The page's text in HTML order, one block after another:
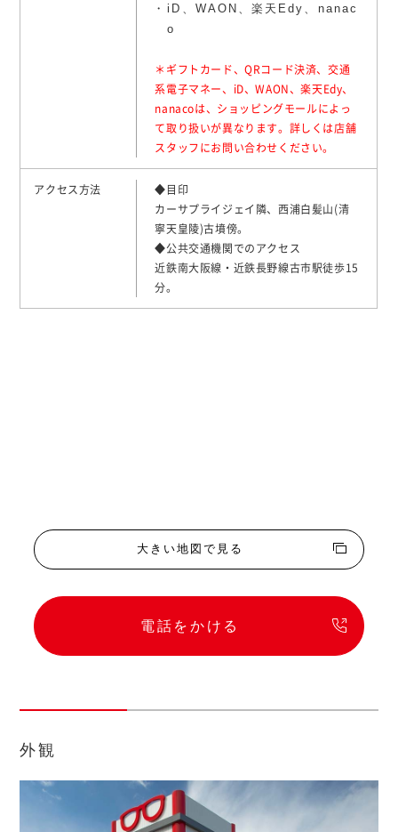
iD、WAON、楽天Edy、nanac
o
＊ギフトカード、QRコード決済、交通
系電子マネー、iD、WAON、楽天Edy、
nanacoは、ショッピングモールによっ
て取り扱いが異なります。詳しくは店舗
スタッフにお問い合わせください。
アクセス方法
◆目印
カーサプライジェイ隣、西浦白髪山(清
寧天皇陵)古墳傍。
◆公共交通機関でのアクセス
近鉄南大阪線・近鉄長野線古市駅徒歩15
分。
大きい地図で見る
電話をかける
外観